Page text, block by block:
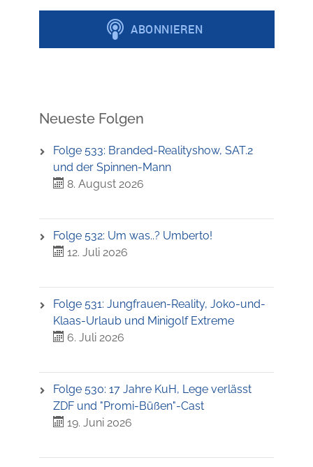
Neueste Folgen
Folge 533: Branded-Realityshow, SAT.2
und der Spinnen-Mann
8. August 2026
Folge 532: Um was..? Umberto!
12. Juli 2026
Folge 531: Jungfrauen-Reality, Joko-und-
Klaas-Urlaub und Minigolf Extreme
6. Juli 2026
Folge 530: 17 Jahre KuH, Lege verlässt
ZDF und "Promi-Büßen"-Cast
19. Juni 2026